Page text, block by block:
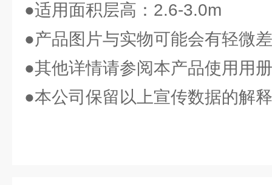
●适用面积层高：2.6-3.0m
●产品图片与实物可能会有轻微
●其他详情请参阅本产品使用用
●本公司保留以上宣传数据的解